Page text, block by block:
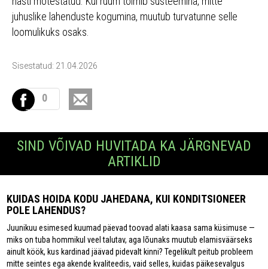
juhuslike lahenduste kogumina, muutub turvatunne selle
loomulikuks osaks.
Sisestatud: 21.04.2026
0
SIND VÕIVAD HUVITADA KA JÄRGNEVAD
ARTIKLID
KUIDAS HOIDA KODU JAHEDANA, KUI KONDITSIONEER
POLE LAHENDUS?
Juunikuu esimesed kuumad päevad toovad alati kaasa sama küsimuse —
miks on tuba hommikul veel talutav, aga lõunaks muutub elamisväärseks
ainult köök, kus kardinad jäävad pidevalt kinni? Tegelikult peitub probleem
mitte seintes ega akende kvaliteedis, vaid selles, kuidas päikesevalgus